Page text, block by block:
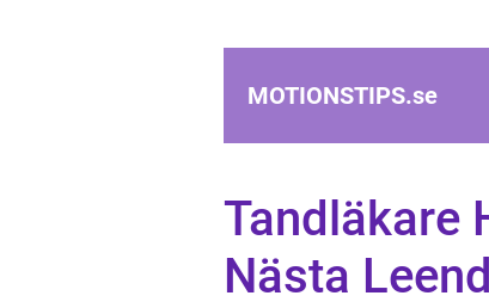
MOTIONSTIPS.se
Tandläkare
Nästa